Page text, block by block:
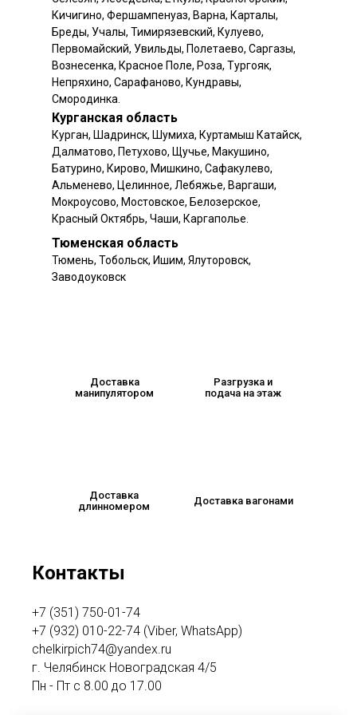
Курганская область
Тюменская область
Кичигино, Фершампенуаз, Варна, Карталы,
Бреды, Учалы, Тимирязевский, Кулуево,
Первомайский, Увильды, Полетаево, Саргазы,
Вознесенка, Красное Поле, Роза, Тургояк,
Непряхино, Сарафаново, Кундравы,
Смородинка.
Курган, Шадринск, Шумиха, Куртамыш Катайск,
Далматово, Петухово, Щучье, Макушино,
Батурино, Кирово, Мишкино, Сафакулево,
Альменево, Целинное, Лебяжье, Варгаши,
Мокроусово, Мостовское, Белозерское,
Красный Октябрь, Чаши, Каргаполье.
Тюмень, Тобольск, Ишим, Ялуторовск,
Заводоуковск
Доставка
манипулятором
Доставка
длинномером
Разгрузка и
подача на этаж
Доставка вагонами
Контакты
+7 (351) 750-01-74
+7 (932) 010-22-74 (Viber, WhatsApp)
chelkirpich74@yandex.ru
г. Челябинск Новоградская 4/5
Пн - Пт с 8.00 до 17.00